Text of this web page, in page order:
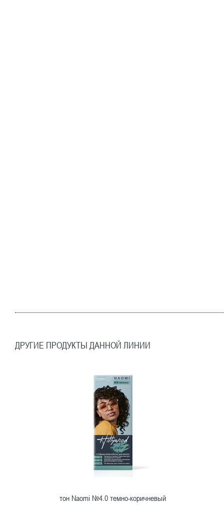
ДРУГИЕ ПРОДУКТЫ ДАННОЙ ЛИНИИ
тон Naomi №4.0 темно-коричневый